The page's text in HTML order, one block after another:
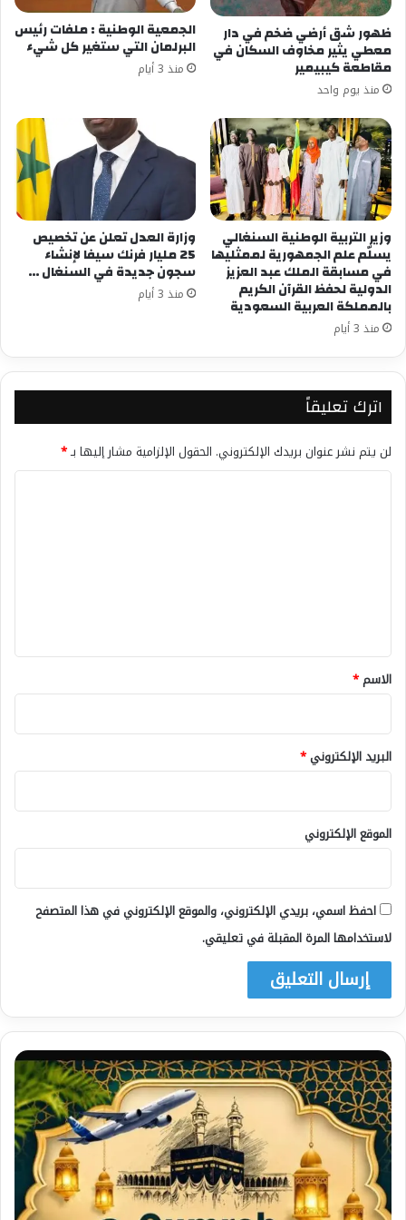
ظهور شق أرضي ضخم في دار
معطي يثير مخاوف السكان في
مقاطعة كيبيمير
منذ يوم واحد
الجمعية الوطنية : ملفات رئيس
البرلمان التي ستغير كل شيء
منذ 3 أيام
وزير التربية الوطنية السنغالي
يسلّم علم الجمهورية لممثليها
في مسابقة الملك عبد العزيز
الدولية لحفظ القرآن الكريم
بالمملكة العربية السعودية
منذ 3 أيام
وزارة العدل تعلن عن تخصيص
25 مليار فرنك سيفا لإنشاء
سجون جديدة في السنغال …
منذ 3 أيام
اترك تعليقاً
لن يتم نشر عنوان بريدك الإلكتروني. الحقول الإلزامية مشار إليها بـ*
*
الاسم*
البريد الإلكتروني*
الموقع الإلكتروني
احفظ اسمي، بريدي الإلكتروني، والموقع الإلكتروني في هذا المتصفح
لاستخدامها المرة المقبلة في تعليقي.